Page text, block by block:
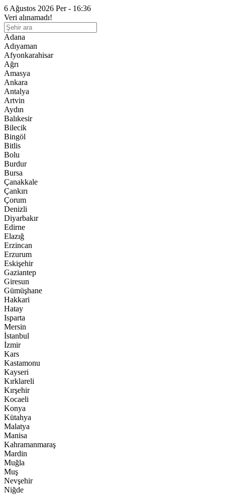
6 Ağustos 2026 Per - 16:36
Veri alınamadı!
Adana
Adıyaman
Afyonkarahisar
Ağrı
Amasya
Ankara
Antalya
Artvin
Aydın
Balıkesir
Bilecik
Bingöl
Bitlis
Bolu
Burdur
Bursa
Çanakkale
Çankırı
Çorum
Denizli
Diyarbakır
Edirne
Elazığ
Erzincan
Erzurum
Eskişehir
Gaziantep
Giresun
Gümüşhane
Hakkari
Hatay
Isparta
Mersin
İstanbul
İzmir
Kars
Kastamonu
Kayseri
Kırklareli
Kırşehir
Kocaeli
Konya
Kütahya
Malatya
Manisa
Kahramanmaraş
Mardin
Muğla
Muş
Nevşehir
Niğde